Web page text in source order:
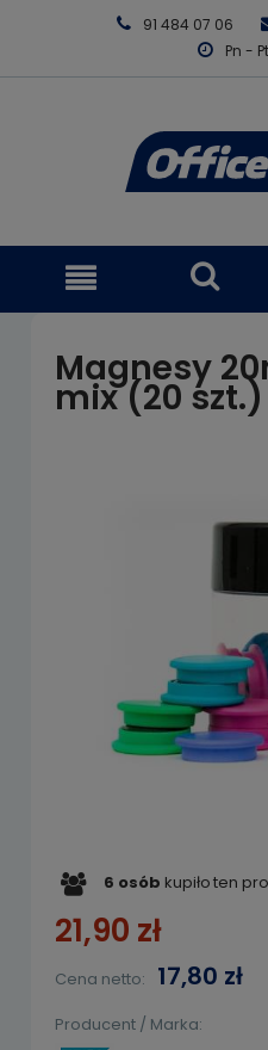
91 484 07 06
Pn -
Magnesy
mix (20
6 osób kupiłoten
21,90 zł
Cena netto: 17,80 zł
Producent / Marka: